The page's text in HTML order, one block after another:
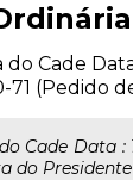
Cade Data :
71 (Pedido
Data :
do